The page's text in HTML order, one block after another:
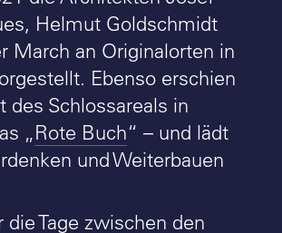
Helmut Goldschmidt
March an Originalorten in
Ebenso erschien
des Schlossareals in
„Rote Buch“ – und lädt
und Weiterbauen
die Tage zwischen den